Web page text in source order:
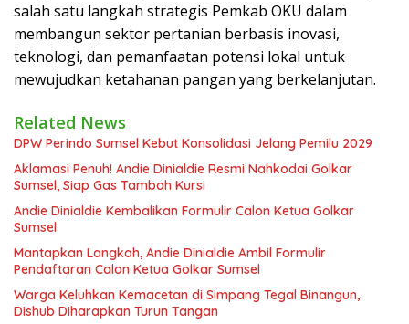
salah satu langkah strategis Pemkab OKU dalam
membangun sektor pertanian berbasis inovasi,
teknologi, dan pemanfaatan potensi lokal untuk
mewujudkan ketahanan pangan yang berkelanjutan.
Related News
DPW Perindo Sumsel Kebut Konsolidasi Jelang Pemilu 2029
Aklamasi Penuh! Andie Dinialdie Resmi Nahkodai Golkar
Sumsel, Siap Gas Tambah Kursi
Andie Dinialdie Kembalikan Formulir Calon Ketua Golkar
Sumsel
Mantapkan Langkah, Andie Dinialdie Ambil Formulir
Pendaftaran Calon Ketua Golkar Sumsel
Warga Keluhkan Kemacetan di Simpang Tegal Binangun,
Dishub Diharapkan Turun Tangan